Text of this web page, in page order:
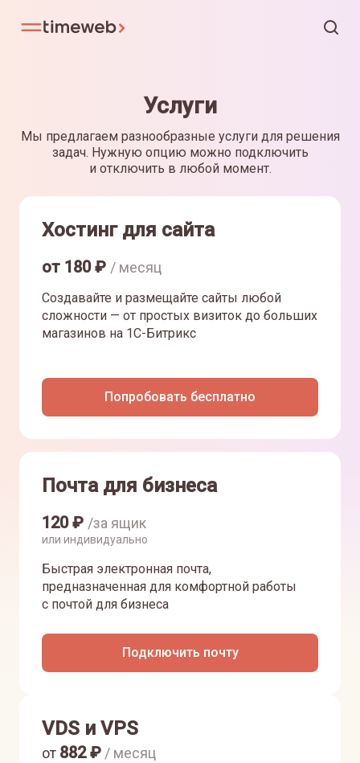
Услуги
Мы предлагаем разнообразные услуги для решения
задач. Нужную опцию можно подключить
и отключить в любой момент.
Хостинг для сайта
от 180₽ / месяц
Создавайте и размещайте сайты любой
сложности — от простых визиток до больших
магазинов на 1С-Битрикс
Попробовать бесплатно
Почта для бизнеса
120₽ /за ящик
или индивидуально
Быстрая электронная почта,
предназначенная для комфортной работы
с почтой для бизнеса
Подключить почту
VDS и VPS
от 882₽ / месяц